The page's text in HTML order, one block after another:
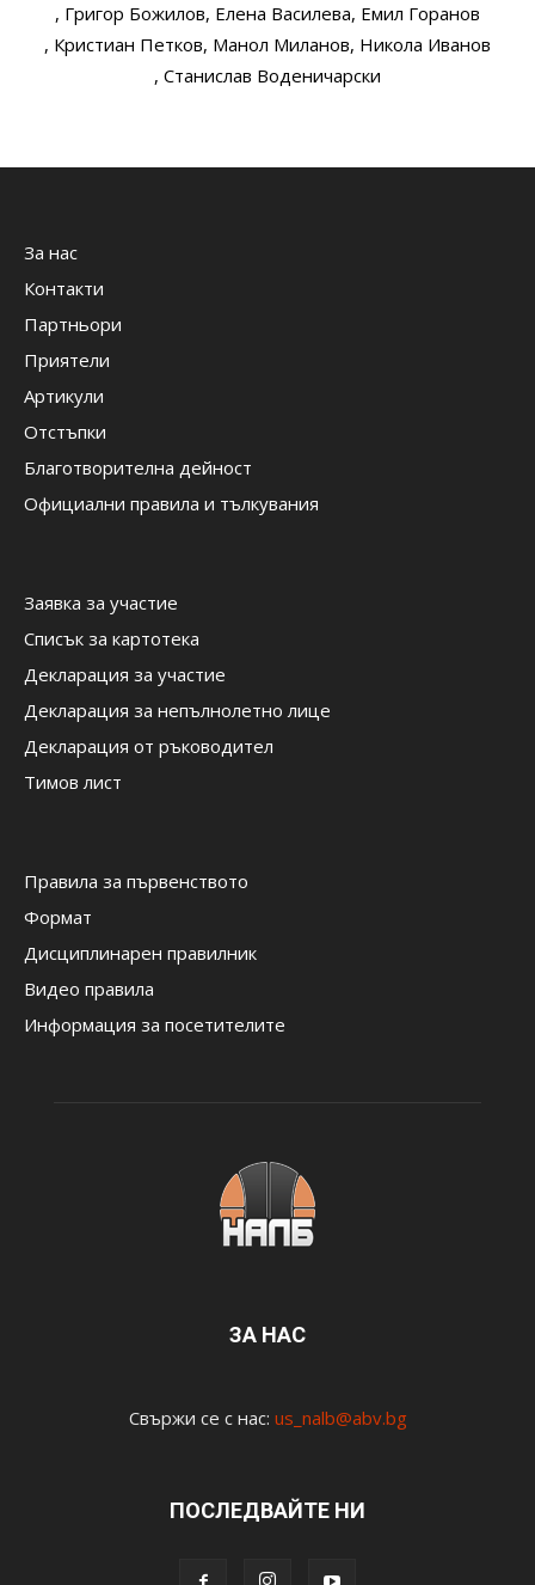
, Григор Божилов, Елена Василева, Емил Горанов
, Кристиан Петков, Манол Миланов, Никола Иванов
, Станислав Воденичарски
За нас
Контакти
Партньори
Приятели
Артикули
Отстъпки
Благотворителна дейност
Официални правила и тълкувания
Заявка за участие
Списък за картотека
Декларация за участие
Декларация за непълнолетно лице
Декларация от ръководител
Тимов лист
Правила за първенството
Формат
Дисциплинарен правилник
Видео правила
Информация за посетителите
ЗА НАС
Свържи се с нас: us_nalb@abv.bg
ПОСЛЕДВАЙТЕ НИ